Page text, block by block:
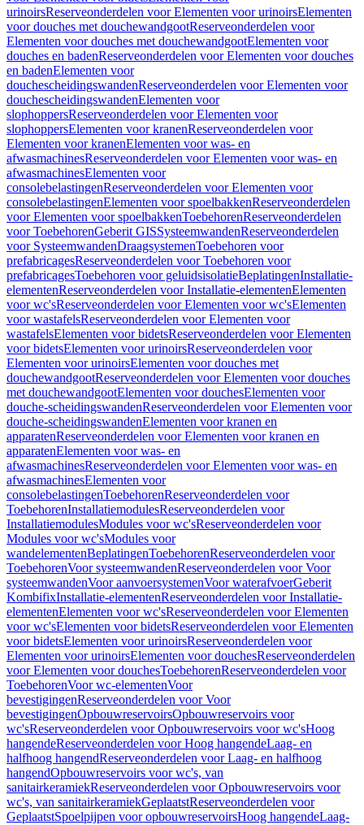
urinoirsReserveonderdelen voor Elementen voor urinoirsElementen
voor douches met douchewandgootReserveonderdelen voor
Elementen voor douches met douchewandgootElementen voor
douches en badenReserveonderdelen voor Elementen voor douches
en badenElementen voor
douchescheidingswandenReserveonderdelen voor Elementen voor
douchescheidingswandenElementen voor
slophoppersReserveonderdelen voor Elementen voor
slophoppersElementen voor kranenReserveonderdelen voor
Elementen voor kranenElementen voor was- en
afwasmachinesReserveonderdelen voor Elementen voor was- en
afwasmachinesElementen voor
consolebelastingenReserveonderdelen voor Elementen voor
consolebelastingenElementen voor spoelbakkenReserveonderdelen
voor Elementen voor spoelbakkenToebehorenReserveonderdelen
voor ToebehorenGeberit GISSysteemwandenReserveonderdelen
voor SysteemwandenDraagsystemenToebehoren voor
prefabricagesReserveonderdelen voor Toebehoren voor
prefabricagesToebehoren voor geluidsisolatieBeplatingenInstallatie-
elementenReserveonderdelen voor Installatie-elementenElementen
voor wc'sReserveonderdelen voor Elementen voor wc'sElementen
voor wastafelsReserveonderdelen voor Elementen voor
wastafelsElementen voor bidetsReserveonderdelen voor Elementen
voor bidetsElementen voor urinoirsReserveonderdelen voor
Elementen voor urinoirsElementen voor douches met
douchewandgootReserveonderdelen voor Elementen voor douches
met douchewandgootElementen voor douchesElementen voor
douche-scheidingswandenReserveonderdelen voor Elementen voor
douche-scheidingswandenElementen voor kranen en
apparatenReserveonderdelen voor Elementen voor kranen en
apparatenElementen voor was- en
afwasmachinesReserveonderdelen voor Elementen voor was- en
afwasmachinesElementen voor
consolebelastingenToebehorenReserveonderdelen voor
ToebehorenInstallatiemodulesReserveonderdelen voor
InstallatiemodulesModules voor wc'sReserveonderdelen voor
Modules voor wc'sModules voor
wandelementenBeplatingenToebehorenReserveonderdelen voor
ToebehorenVoor systeemwandenReserveonderdelen voor Voor
systeemwandenVoor aanvoersystemenVoor waterafvoerGeberit
KombifixInstallatie-elementenReserveonderdelen voor Installatie-
elementenElementen voor wc'sReserveonderdelen voor Elementen
voor wc'sElementen voor bidetsReserveonderdelen voor Elementen
voor bidetsElementen voor urinoirsReserveonderdelen voor
Elementen voor urinoirsElementen voor douchesReserveonderdelen
voor Elementen voor douchesToebehorenReserveonderdelen voor
ToebehorenVoor wc-elementenVoor
bevestigingenReserveonderdelen voor Voor
bevestigingenOpbouwreservoirsOpbouwreservoirs voor
wc'sReserveonderdelen voor Opbouwreservoirs voor wc'sHoog
hangendeReserveonderdelen voor Hoog hangendeLaag- en
halfhoog hangendReserveonderdelen voor Laag- en halfhoog
hangendOpbouwreservoirs voor wc's, van
sanitairkeramiekReserveonderdelen voor Opbouwreservoirs voor
wc's, van sanitairkeramiekGeplaatstReserveonderdelen voor
GeplaatstSpoelpijpen voor opbouwreservoirsHoog hangendeLaag-